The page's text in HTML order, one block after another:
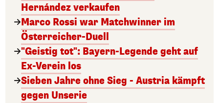
Hernández verkaufen
Marco Rossi war Matchwinner im
Österreicher-Duell
"Geistig tot": Bayern-Legende geht auf
Ex-Verein los
Sieben Jahre ohne Sieg - Austria kämpft
gegen Unserie